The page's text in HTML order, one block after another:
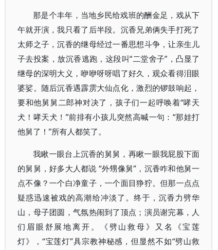
那是个丰年，当地乡民给戏班的酬金足，戏从下
午就开演，我只看了后半段。沉香兄弟俩失手打死了
太师之子，沉香的继母经过一番思想斗争，让亲生儿
子去投案，放沉香逃跑，这段叫“二堂舍子”，凸显了
继母的深明大义，咿咿呀呀唱了好久，观众看得泪眼
婆娑。随后沉香遇霹雳大仙点化，激烈的锣鼓响起，
要和他舅舅二郎神对决了，孩子们一起呼唤着“哮天
犬！哮天犬！”前排有小孩儿突然高喊一句：“那娃打
他舅了！”所有人都笑了。
我瞅一眼台上沉香的舅舅，再瞅一眼我屁股下面
的舅舅，好多大人都说 “外甥像舅”，沉香咋和他舅一
点不像？一个白净童子，一个面目狰狞。但那一点点
疑惑迅速被戏的高潮给冲淡了。终于，沉香力劈华
山，母子团圆，气氛热闹到了顶点；演员谢完幕，人
们眉眼舒展地离开。《劈山救母》又名《宝莲
灯》，“宝莲灯”具宗教神秘感，但显然不如“劈山救